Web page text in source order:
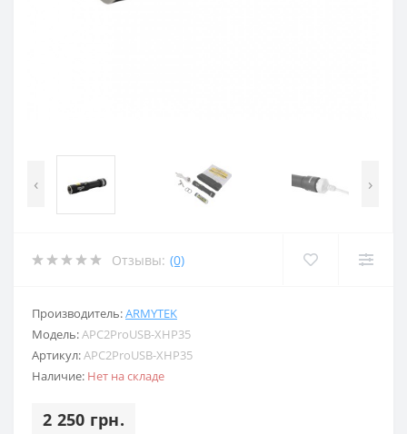
‹ ›
Отзывы: (0)
Производитель:ARMYTEK
Модель:APC2ProUSB-XHP35
Артикул:APC2ProUSB-XHP35
Наличие: Нет на складе
2 250 грн.